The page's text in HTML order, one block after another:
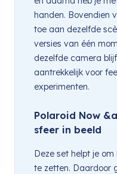
handen. Bovendien
toe aan dezelfde
versies van één
dezelfde camera
aantrekkelijk voor
experimenten.
Polaroid Now
sfeer in beeld
Deze set helpt je
te zetten. Daardoor